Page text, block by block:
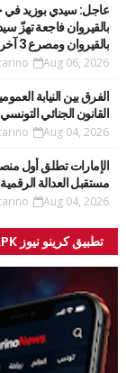
عاجل: سيدي بوزيد في
بالقيروان فاجعة تهزّ
بالقيروان ومصرع 3 آخرين
Aug 06, 2026
الفرق بين النيابة
القانون الجنائي
Aug 04, 2026
الإمارات تطلق أول
مستقبل العدالة الرقمية
Aug 04, 2026
تطبيق كرينو نيوز CARINONEWS APK